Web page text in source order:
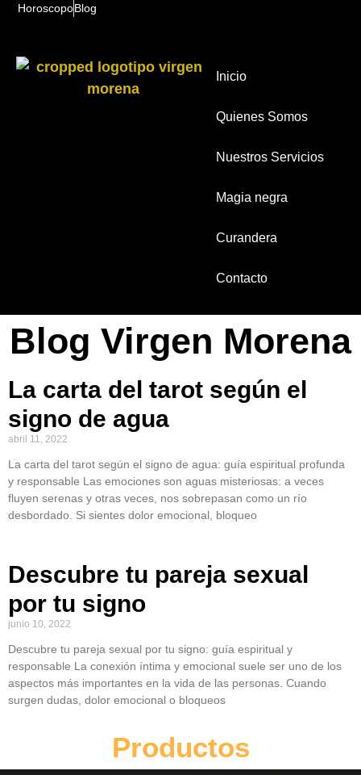
HoroscopoBlog
Inicio
Quienes Somos
Nuestros Servicios
Magia negra
Curandera
Contacto
Blog Virgen Morena
La carta del tarot según el
signo de agua
abril 11, 2022
La carta del tarot según el signo de agua: guía espiritual profunda
y responsable Las emociones son aguas misteriosas: a veces
fluyen serenas y otras veces, nos sobrepasan como un río
desbordado. Si sientes dolor emocional, bloqueo
Descubre tu pareja sexual
por tu signo
junio 10, 2022
Descubre tu pareja sexual por tu signo: guía espiritual y
responsable La conexión íntima y emocional suele ser uno de los
aspectos más importantes en la vida de las personas. Cuando
surgen dudas, dolor emocional o bloqueos
Productos